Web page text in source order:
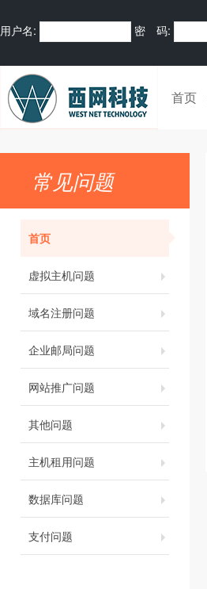
用户名: 密 码:
首页
常见问题
首页
虚拟主机问题
域名注册问题
企业邮局问题
网站推广问题
其他问题
主机租用问题
数据库问题
支付问题